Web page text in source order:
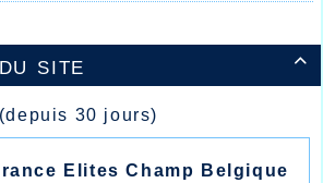

site
(depuis 30 jours)
Elites Champ Belgique